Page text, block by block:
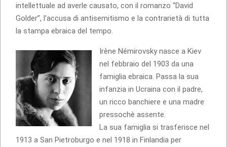
intellettuale ad averle causato, con il romanzo “David
Golder”, l’accusa di antisemitismo e la contrarietà di tutta
la stampa ebraica del tempo.
Irène Némirovsky nasce a Kiev
nel febbraio del 1903 da una
famiglia ebraica. Passa la sua
infanzia in Ucraina con il padre,
un ricco banchiere e una madre
pressochè assente.
La sua famiglia si trasferisce nel
1913 a San Pietroburgo e nel 1918 in Finlandia per